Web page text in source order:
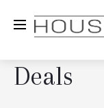
Deals